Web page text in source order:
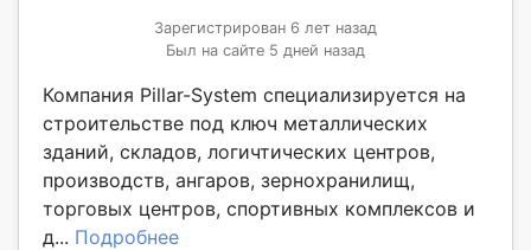
Зарегистрирован 6 лет назад
Был на сайте 5 дней назад
Компания Pillar-System специализируется на
строительстве под ключ металлических
зданий, складов, логичтических центров,
производств, ангаров, зернохранилищ,
торговых центров, спортивных комплексов и
д... Подробнее